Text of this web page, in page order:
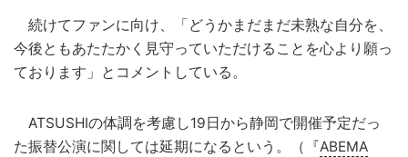
続けてファンに向け、「どうかまだまだ未熟な自分を、
今後ともあたたかく見守っていただけることを心より願っ
ております」とコメントしている。
ATSUSHIの体調を考慮し19日から静岡で開催予定だっ
た振替公演に関しては延期になるという。（『ABEMA